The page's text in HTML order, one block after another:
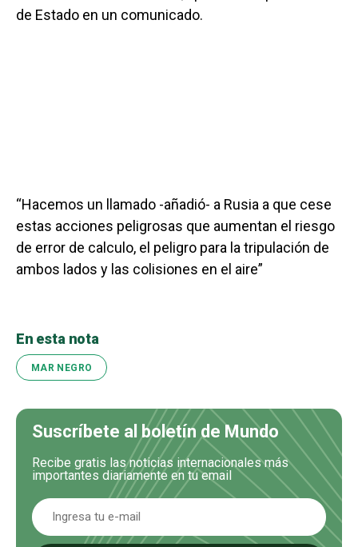
de Estado en un comunicado.
“Hacemos un llamado -añadió- a Rusia a que cese
estas acciones peligrosas que aumentan el riesgo
de error de calculo, el peligro para la tripulación de
ambos lados y las colisiones en el aire”
En esta nota
MAR NEGRO
Suscríbete al boletín de Mundo
Recibe gratis las noticias internacionales más
importantes diariamente en tu email